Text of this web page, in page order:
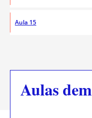
Aula 15
Aulas